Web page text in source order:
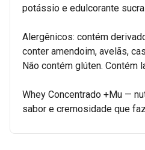
potássio e edulcorante
Alergênicos: contém
conter amendoim, avelãs,
Não contém glúten. Contém
Whey Concentrado +Mu —
sabor e cremosidade que